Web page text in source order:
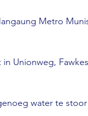
Metro
Unionweg,
water te